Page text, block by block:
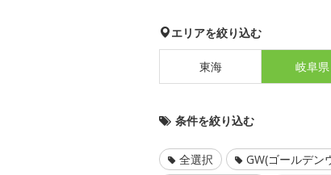
エリアを絞り込む
東海 岐阜県
条件を絞り込む
全選択 GW(ゴールデン